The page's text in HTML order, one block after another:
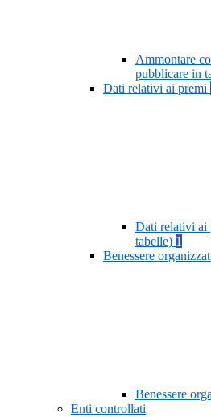
Ammontare
pubblicare in
Dati relativi ai premi
Dati relativi ai
tabelle) 1
Benessere
Benessere
Enti controllati